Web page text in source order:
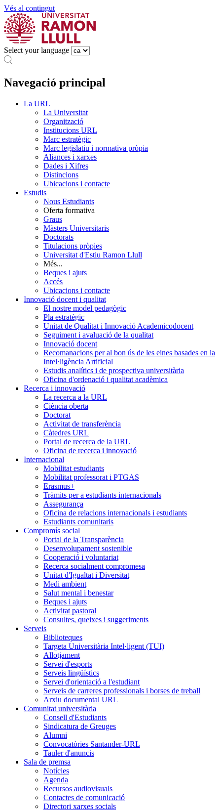
Vés al contingut
Select your language
Navegació principal
La URL
La Universitat
Organització
Institucions URL
Marc estratègic
Marc legislatiu i normativa pròpia
Aliances i xarxes
Dades i Xifres
Distincions
Ubicacions i contacte
Estudis
Nous Estudiants
Oferta formativa
Graus
Màsters Universitaris
Doctorats
Titulacions pròpies
Universitat d'Estiu Ramon Llull
Més...
Beques i ajuts
Accés
Ubicacions i contacte
Innovació docent i qualitat
El nostre model pedagògic
Pla estratègic
Unitat de Qualitat i Innovació Academicodocent
Seguiment i avaluació de la qualitat
Innovació docent
Recomanacions per al bon ús de les eines basades en la
Intel·ligència Artificial
Estudis analítics i de prospectiva universitària
Oficina d'ordenació i qualitat acadèmica
Recerca i innovació
La recerca a la URL
Ciència oberta
Doctorat
Activitat de transferència
Càtedres URL
Portal de recerca de la URL
Oficina de recerca i innovació
Internacional
Mobilitat estudiants
Mobilitat professorat i PTGAS
Erasmus+
Tràmits per a estudiants internacionals
Assegurança
Oficina de relacions internacionals i estudiants
Estudiants comunitaris
Compromís social
Portal de la Transparència
Desenvolupament sostenible
Cooperació i voluntariat
Recerca socialment compromesa
Unitat d'Igualtat i Diversitat
Medi ambient
Salut mental i benestar
Beques i ajuts
Activitat pastoral
Consultes, queixes i suggeriments
Serveis
Biblioteques
Targeta Universitària Intel·ligent (TUI)
Allotjament
Servei d'esports
Serveis lingüístics
Servei d'orientació a l'estudiant
Serveis de carreres professionals i borses de treball
Arxiu documental URL
Comunitat universitària
Consell d'Estudiants
Sindicatura de Greuges
Alumni
Convocatòries Santander-URL
Tauler d'anuncis
Sala de premsa
Notícies
Agenda
Recursos audiovisuals
Contactes de comunicació
Directori xarxes socials